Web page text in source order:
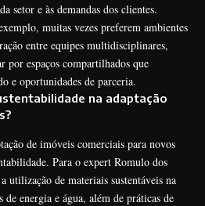
setor e às demandas dos clientes.
muitas vezes preferem ambientes
entre equipes multidisciplinares,
por espaços compartilhados que
e oportunidades de parceria.
na adaptação
de imóveis comerciais para novos
Para o expert Romulo dos
utilização de materiais sustentáveis na
de energia e água, além de práticas de